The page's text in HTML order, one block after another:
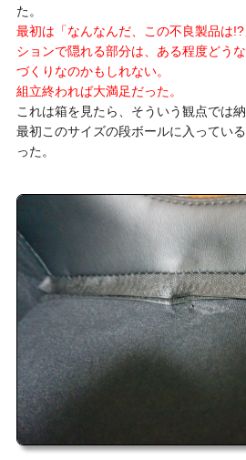
た。
最初は「なんなんだ、この不良製品は
ションで隠れる部分は、ある程度どう
づくりなのかもしれない。
組立終われば大満足だった。
これは箱を見たら、そういう観点では納
最初このサイズの段ボールに入ってい
った。